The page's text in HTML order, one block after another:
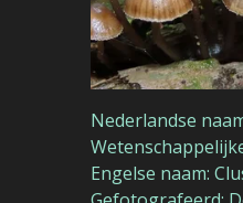
Nederlandse
Engelse naam: